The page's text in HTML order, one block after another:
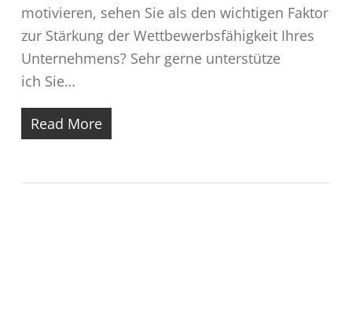
motivieren, sehen Sie als den wichtigen Faktor
zur Stärkung der Wettbewerbsfähigkeit Ihres
Unternehmens? Sehr gerne unterstütze
ich Sie…
Read More